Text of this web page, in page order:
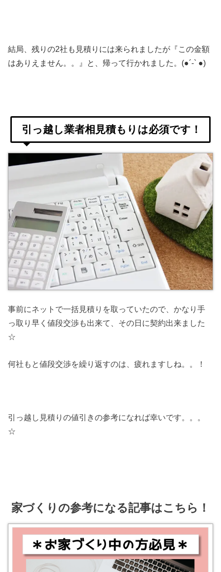
結局、残りの2社も見積りには来られましたが『この金額
はありえません。。』と、帰って行かれました。(●︎´-` ●︎)
引っ越し業者相見積もりは必須です！
事前にネットで一括見積りを取っていたので、かなり手
っ取り早く値段交渉も出来て、その日に契約出来ました
☆
何社もと値段交渉を繰り返すのは、疲れますしね。。！
引っ越し見積りの値引きの参考になれば幸いです。。。
☆
家づくりの参考になる記事はこちら！